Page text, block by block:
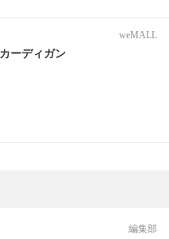
weMALL
ーディガン
編集部